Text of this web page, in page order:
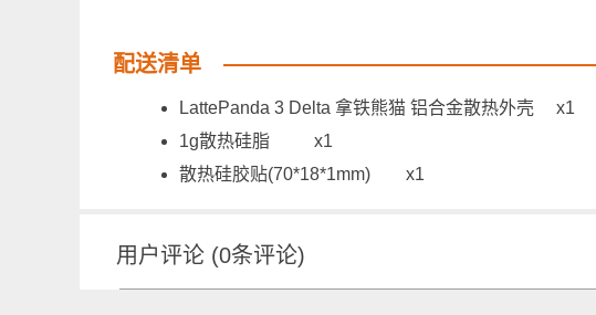
配送清单
LattePanda 3 Delta 拿铁熊猫 铝合金散热外壳 x1
1g散热硅脂 x1
散热硅胶贴(70*18*1mm) x1
用户评论 (0条评论)